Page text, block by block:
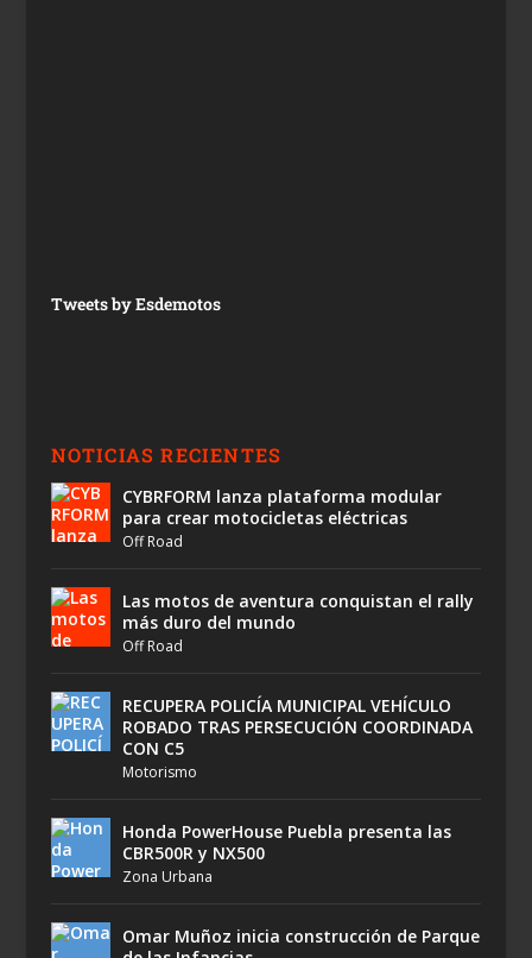
Tweets by Esdemotos
NOTICIAS RECIENTES
CYBRFORM lanza plataforma modular
para crear motocicletas eléctricas
Off Road
Las motos de aventura conquistan el rally
más duro del mundo
Off Road
RECUPERA POLICÍA MUNICIPAL VEHÍCULO
ROBADO TRAS PERSECUCIÓN COORDINADA
CON C5
Motorismo
Honda PowerHouse Puebla presenta las
CBR500R y NX500
Zona Urbana
Omar Muñoz inicia construcción de Parque